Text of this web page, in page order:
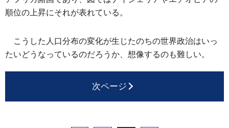
順位の上昇にそれが表れている。
こうした人口分布の変化が生じたのちの世界政治はいっ
たいどうなっているのだろうか、想像するのも難しい。
次ページ